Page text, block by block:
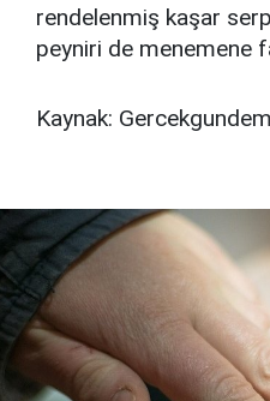
rendelenmiş kaşar
peyniri de menemene
Kaynak: